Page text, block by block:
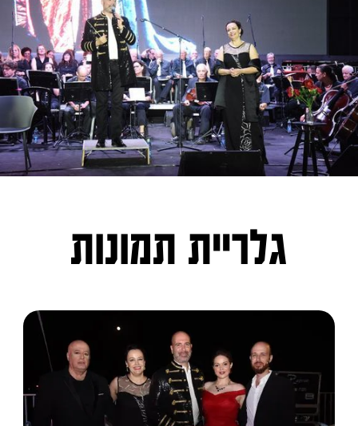
גלריית תמונות